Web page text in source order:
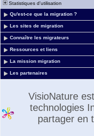
Statistiques d'utilisation
Qu'est-ce que la migration ?
Les sites de migration
Connaître les migrateurs
Ressources et liens
La mission migration
Les partenaires
VisioNature
technologies
partager en